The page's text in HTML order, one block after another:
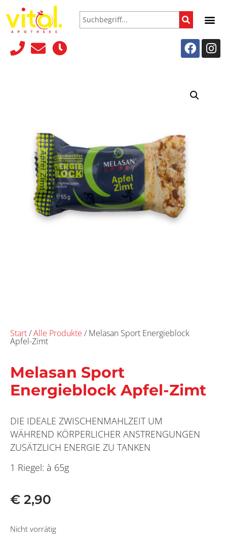
Start/Alle Produkte / Melasan Sport Energieblock
Apfel-Zimt
Melasan Sport
Energieblock Apfel-Zimt
DIE IDEALE ZWISCHENMAHLZEIT UM
WÄHREND KÖRPERLICHER ANSTRENGUNGEN
ZUSÄTZLICH ENERGIE ZU TANKEN
1 Riegel: à 65g
€ 2,90
Nicht vorrätig